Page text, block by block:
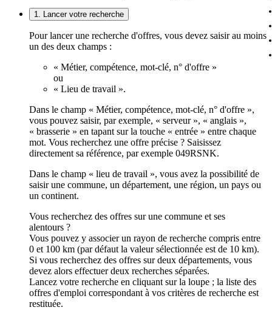
1. Lancer votre recherche
Pour lancer une recherche d'offres, vous devez saisir au moins
un des deux champs :
« Métier, compétence, mot-clé, n° d'offre »
ou
« Lieu de travail ».
Dans le champ « Métier, compétence, mot-clé, n° d'offre »,
vous pouvez saisir, par exemple, « serveur », « anglais »,
« brasserie » en tapant sur la touche « entrée » entre chaque
mot. Vous recherchez une offre précise ? Saisissez
directement sa référence, par exemple 049RSNK.
Dans le champ « lieu de travail », vous avez la possibilité de
saisir une commune, un département, une région, un pays ou
un continent.
Vous recherchez des offres sur une commune et ses
alentours ?
Vous pouvez y associer un rayon de recherche compris entre
0 et 100 km (par défaut la valeur sélectionnée est de 10 km).
Si vous recherchez des offres sur deux départements, vous
devez alors effectuer deux recherches séparées.
Lancez votre recherche en cliquant sur la loupe ; la liste des
offres d'emploi correspondant à vos critères de recherche est
restituée.